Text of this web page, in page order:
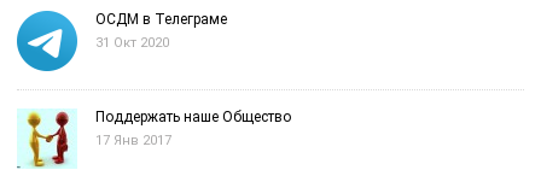
ОСДМ в Телеграме
31 Окт 2020
Поддержать наше Общество
17 Янв 2017